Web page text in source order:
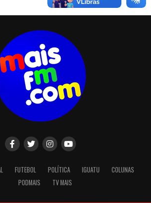
FUTEBOL POLÍTICA IGUATU
COLUNAS
PODMAIS
TV MAIS